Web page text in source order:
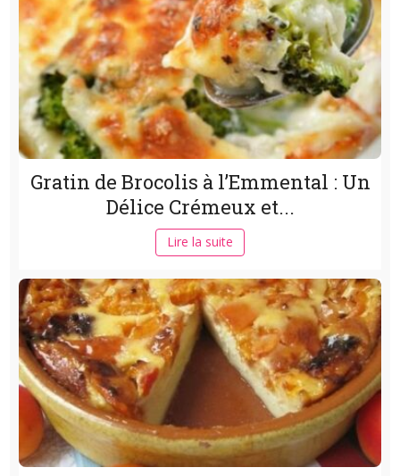
Gratin de Brocolis à l’Emmental : Un
Délice Crémeux et...
Lire la suite